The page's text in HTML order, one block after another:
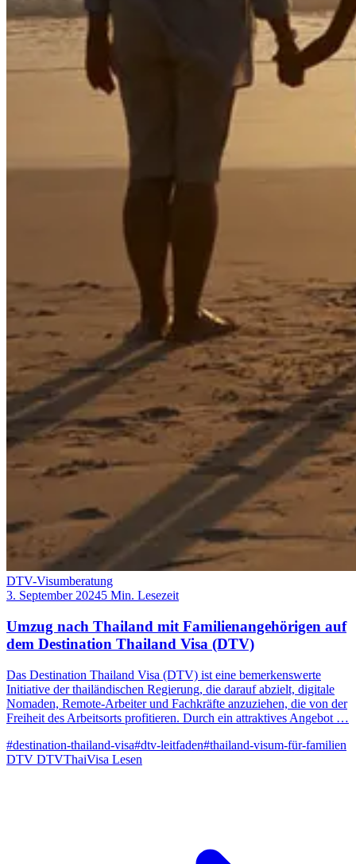
DTV-Visumberatung
3. September 20245 Min. Lesezeit
Umzug nach Thailand mit Familienangehörigen auf
dem Destination Thailand Visa (DTV)
Das Destination Thailand Visa (DTV) ist eine bemerkenswerte
Initiative der thailändischen Regierung, die darauf abzielt, digitale
Nomaden, Remote-Arbeiter und Fachkräfte anzuziehen, die von der
Freiheit des Arbeitsorts profitieren. Durch ein attraktives Angebot …
#destination-thailand-visa#dtv-leitfaden#thailand-visum-für-familien
DTV DTVThaiVisa Lesen